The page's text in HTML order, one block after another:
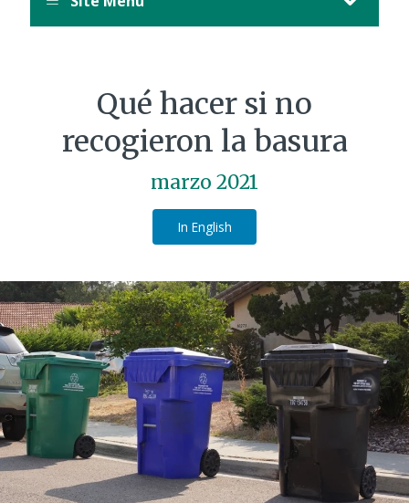
Qué hacer si no
recogieron la basura
marzo 2021
In English